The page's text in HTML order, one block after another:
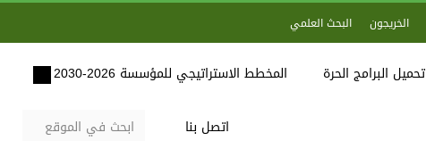
الخريجون البحث العلمي
تحميل البرامج الحرة المخطط الاستراتيجي للمؤسسة 2026-2030
اتصل بنا